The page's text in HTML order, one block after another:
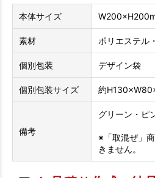
本体サイズ
素材 ポリエステル
個別包装 デザイン袋
個別包装サイズ 約
備考
グリーン・ピ
※「取混ぜ」
きません。